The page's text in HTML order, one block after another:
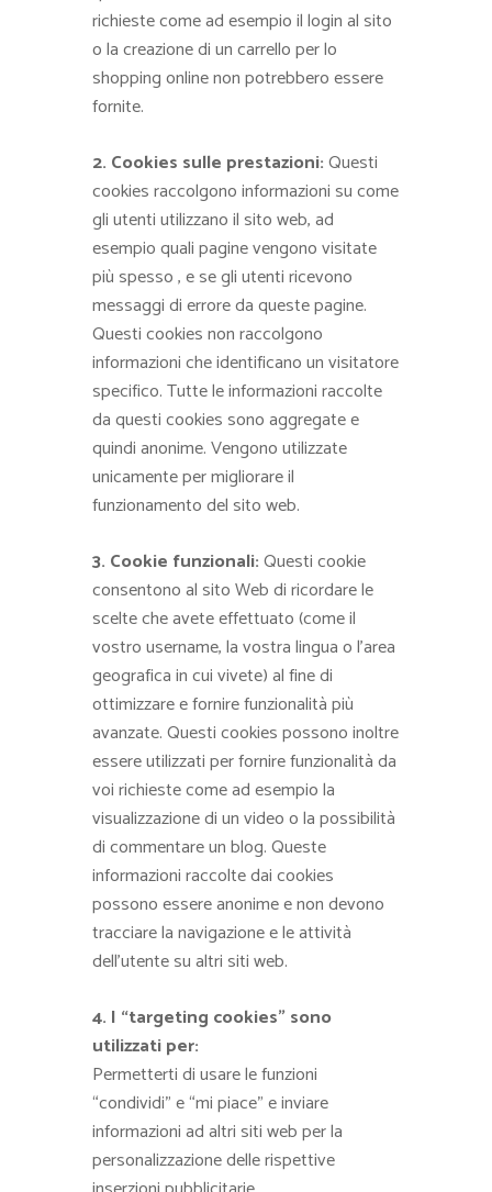
richieste come ad esempio il login al sito
o la creazione di un carrello per lo
shopping online non potrebbero essere
fornite.
2. Cookies sulle prestazioni:Questi
cookies raccolgono informazioni su come
gli utenti utilizzano il sito web, ad
esempio quali pagine vengono visitate
più spesso , e se gli utenti ricevono
messaggi di errore da queste pagine.
Questi cookies non raccolgono
informazioni che identificano un visitatore
specifico. Tutte le informazioni raccolte
da questi cookies sono aggregate e
quindi anonime. Vengono utilizzate
unicamente per migliorare il
funzionamento del sito web.
3. Cookie funzionali:Questi cookie
consentono al sito Web di ricordare le
scelte che avete effettuato (come il
vostro username, la vostra lingua o l’area
geografica in cui vivete) al fine di
ottimizzare e fornire funzionalità più
avanzate. Questi cookies possono inoltre
essere utilizzati per fornire funzionalità da
voi richieste come ad esempio la
visualizzazione di un video o la possibilità
di commentare un blog. Queste
informazioni raccolte dai cookies
possono essere anonime e non devono
tracciare la navigazione e le attività
dell’utente su altri siti web.
4. I “targeting cookies” sono
utilizzati per:
Permetterti di usare le funzioni
“condividi” e “mi piace” e inviare
informazioni ad altri siti web per la
personalizzazione delle rispettive